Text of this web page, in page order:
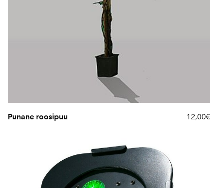
Punane roosipuu 12,00€